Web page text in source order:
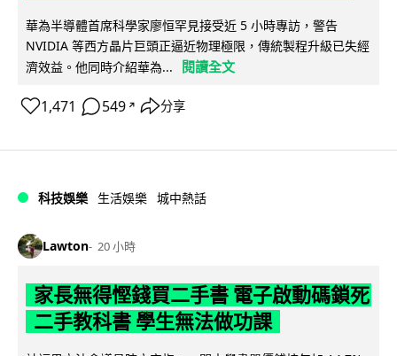
華為半導體首席科學家廖恒罕見接受近 5 小時專訪，警告
NVIDIA 等西方晶片巨頭正逼近物理極限，傳統製程升級已失經
濟效益。他同時介紹華為...
閱讀全文
1,471 549 ↗ 分享
科技娛樂 生活娛樂 城中熱話
Lawton 20 小時
家長無得慳錢買二手書 電子啟動碼鎖死
二手教科書 學生無法做功課